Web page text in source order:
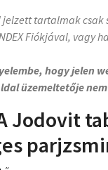
tartalmak csak
Fiókjával, vagy
hogy jelen
üzemeltetője
Jodovit